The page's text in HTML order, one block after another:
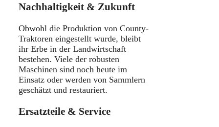
Nachhaltigkeit & Zukunft
Obwohl die Produktion von County-
Traktoren eingestellt wurde, bleibt
ihr Erbe in der Landwirtschaft
bestehen. Viele der robusten
Maschinen sind noch heute im
Einsatz oder werden von Sammlern
geschätzt und restauriert.
Ersatzteile & Service